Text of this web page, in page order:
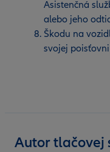
Asistenčná
alebo jeho
Škodu na
svojej
Autor tlačovej